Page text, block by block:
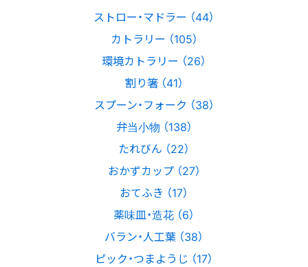
ストロー・マドラー （44）
カトラリー （105）
環境カトラリー （26）
割り箸 （41）
スプーン・フォーク （38）
弁当小物 （138）
たれびん （22）
おかずカップ （27）
おてふき （17）
薬味皿・造花 （6）
バラン・人工葉 （38）
ピック・つまようじ （17）